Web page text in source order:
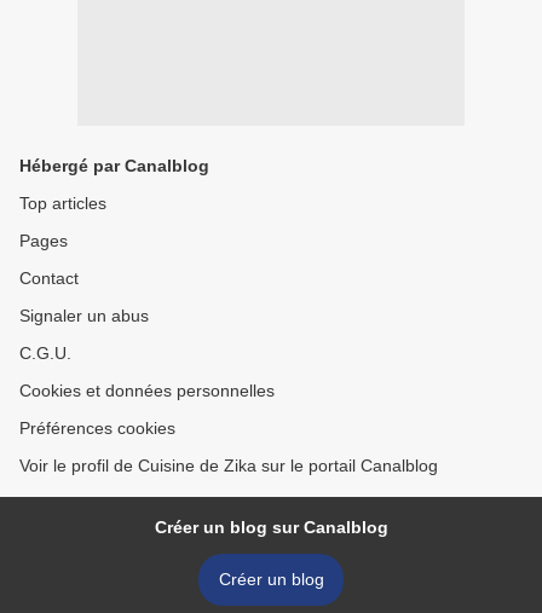
Hébergé par Canalblog
Top articles
Pages
Contact
Signaler un abus
C.G.U.
Cookies et données personnelles
Préférences cookies
Voir le profil de Cuisine de Zika sur le portail Canalblog
Créer un blog sur Canalblog
Créer un blog